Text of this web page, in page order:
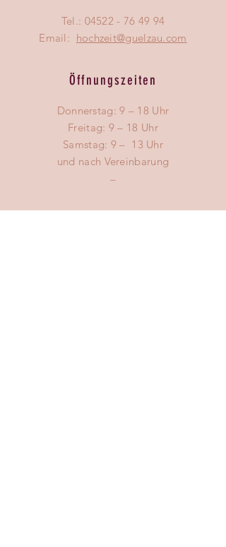
Tel.: 04522 - 76 49 94
Email: hochzeit@guelzau.com
Öffnungszeiten
Donnerstag: 9 – 18 Uhr
Freitag: 9 – 18 Uhr
​​Samstag: 9 – 13 Uhr
und nach Vereinbarung
–